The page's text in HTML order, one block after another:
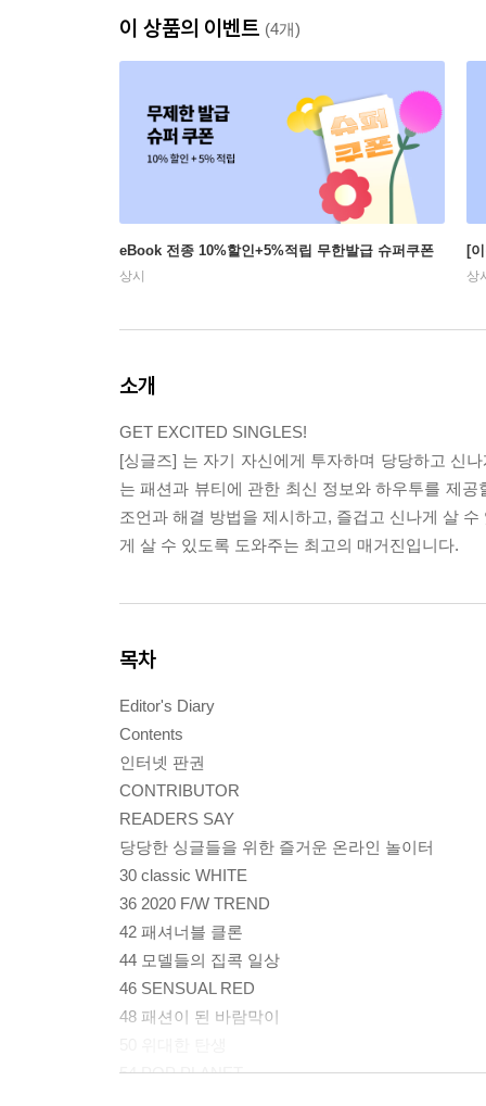
이 상품의 이벤트 (4개)
eBook 전종 10%할인+5%적립 무한발급 슈퍼쿠폰
상시
[
상
소개
GET EXCITED SINGLES!
[싱글즈] 는 자기 자신에게 투자하며 당당하고 신
는 패션과 뷰티에 관한 최신 정보와 하우투를 제
조언과 해결 방법을 제시하고, 즐겁고 신나게 살
게 살 수 있도록 도와주는 최고의 매거진입니다.
목차
Editor's Diary
Contents
인터넷 판권
CONTRIBUTOR
READERS SAY
당당한 싱글들을 위한 즐거운 온라인 놀이터
30 classic WHITE
36 2020 F/W TREND
42 패셔너블 클론
44 모델들의 집콕 일상
46 SENSUAL RED
48 패션이 된 바람막이
54 POP PLANET